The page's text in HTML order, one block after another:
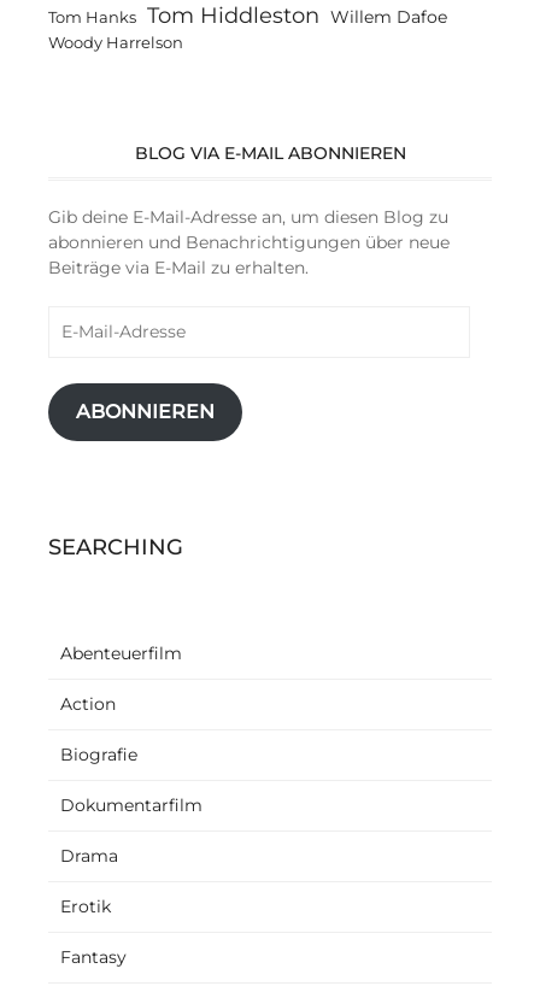
Tom Hanks Tom Hiddleston Willem Dafoe
Woody Harrelson
BLOG VIA E-MAIL ABONNIEREN
Gib deine E-Mail-Adresse an, um diesen Blog zu
abonnieren und Benachrichtigungen über neue
Beiträge via E-Mail zu erhalten.
Mail-
ABONNIEREN
SEARCHING
Abenteuerfilm
Action
Biografie
Dokumentarfilm
Drama
Erotik
Fantasy